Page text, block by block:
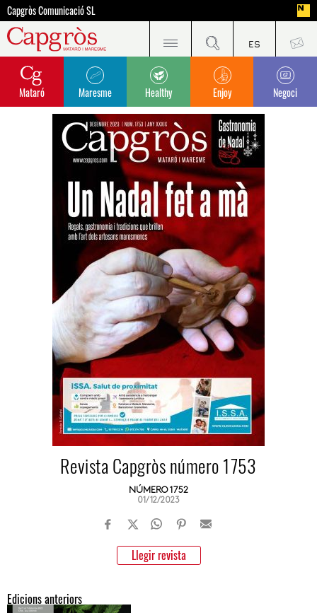
Capgròs Comunicació SL
Mataró Maresme Healthy Enjoy Negoci
Revista Capgròs número 1753
NÚMERO 1752
01/12/2023
Llegir revista
Edicions anteriors